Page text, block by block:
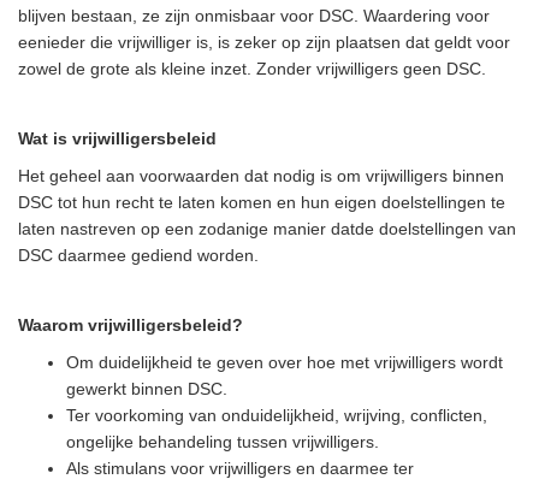
blijven bestaan, ze zijn onmisbaar voor DSC. Waardering voor
eenieder die vrijwilliger is, is zeker op zijn plaatsen dat geldt voor
zowel de grote als kleine inzet. Zonder vrijwilligers geen DSC.
Wat is vrijwilligersbeleid
Het geheel aan voorwaarden dat nodig is om vrijwilligers binnen
DSC tot hun recht te laten komen en hun eigen doelstellingen te
laten nastreven op een zodanige manier datde doelstellingen van
DSC daarmee gediend worden.
Waarom vrijwilligersbeleid?
Om duidelijkheid te geven over hoe met vrijwilligers wordt
gewerkt binnen DSC.
Ter voorkoming van onduidelijkheid, wrijving, conflicten,
ongelijke behandeling tussen vrijwilligers.
Als stimulans voor vrijwilligers en daarmee ter